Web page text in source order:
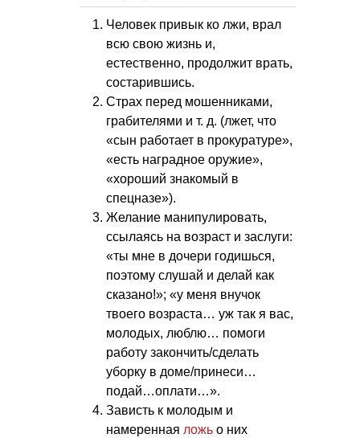
Человек привык ко лжи, врал
всю свою жизнь и,
естественно, продолжит врать,
состарившись.
Страх перед мошенниками,
грабителями и т. д. (лжет, что
«сын работает в прокуратуре»,
«есть наградное оружие»,
«хороший знакомый в
спецназе»).
Желание манипулировать,
ссылаясь на возраст и заслуги:
«ты мне в дочери годишься,
поэтому слушай и делай как
сказано!»; «у меня внучок
твоего возраста… уж так я вас,
молодых, люблю… помоги
работу закончить/сделать
уборку в доме/принеси…
подай…оплати…».
Зависть к молодым и
намеренная ложь о них